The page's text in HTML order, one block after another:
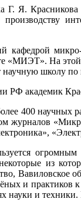
Г. Я.
микро-
«МИЭТ». На
школу
РФ академик
400 научных
журналов
из
Вавиловское
и практиков
науки и